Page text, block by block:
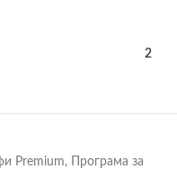
2
Premium,
Програма за